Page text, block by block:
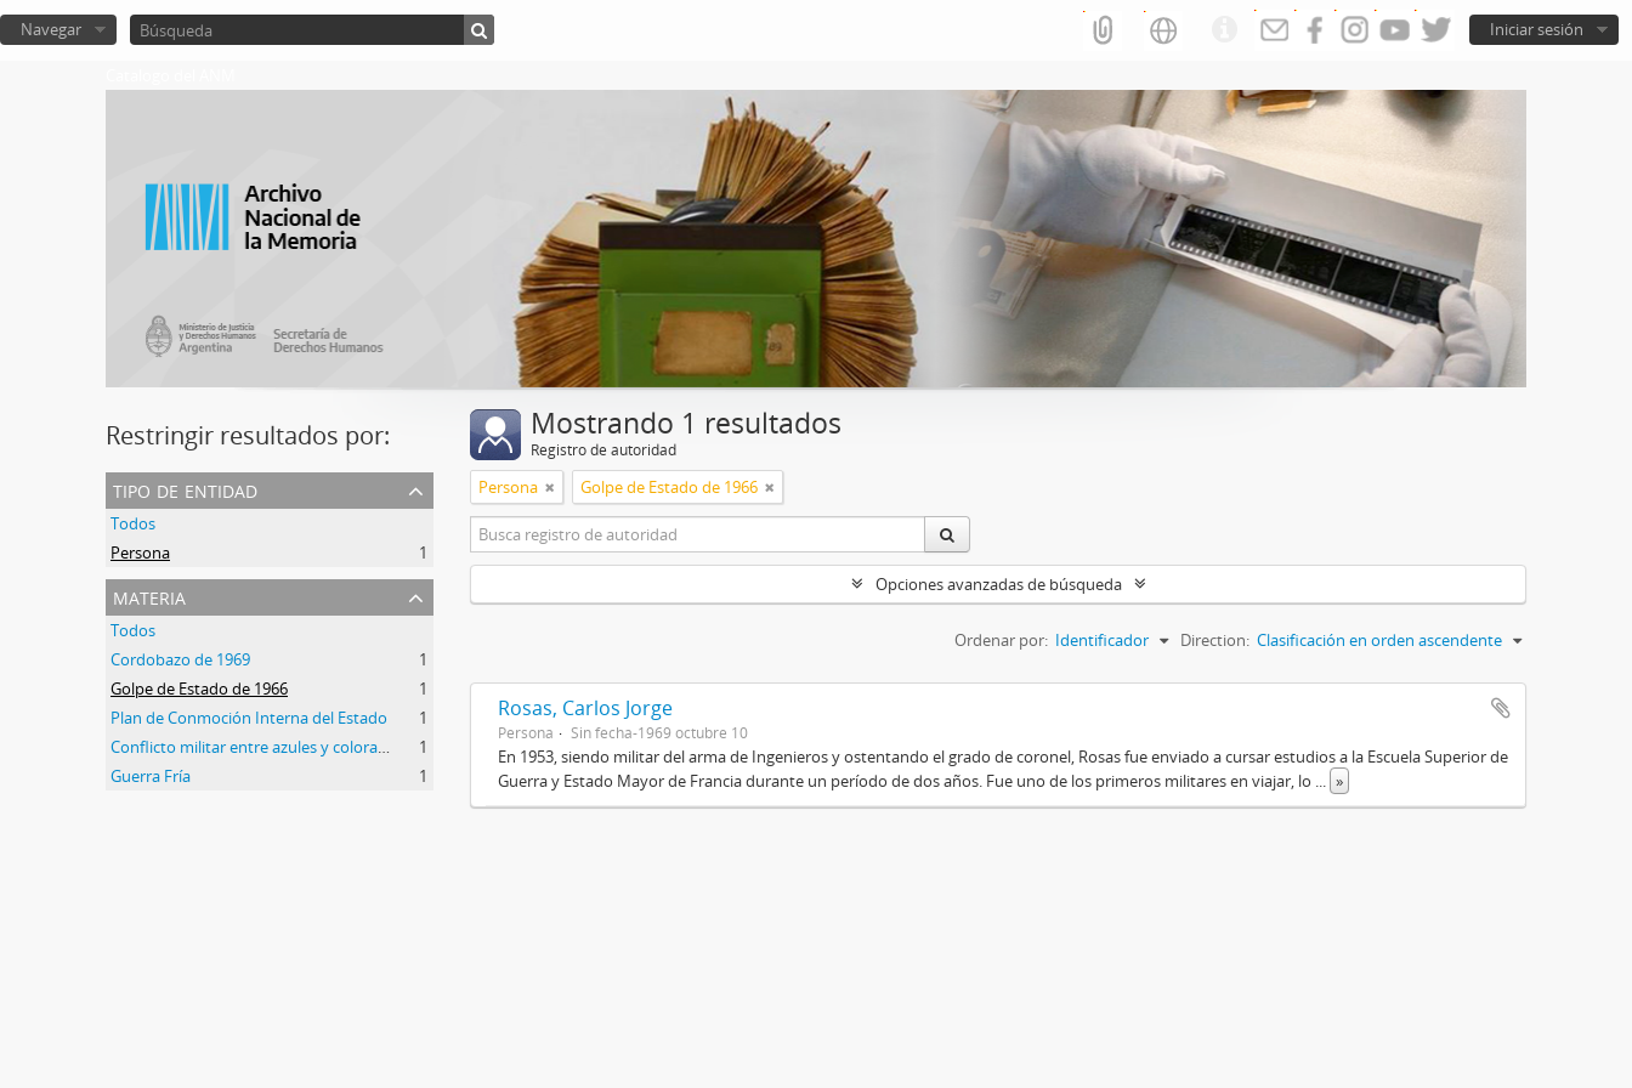
Iniciar sesión
Navegar
Restringir resultados por:
tipo de entidad
Todos
Persona
1
materia
Todos
Cordobazo de 1969
1
Golpe de Estado de 1966
1
Plan de Conmoción Interna del Estado
1
1
Guerra Fría
1
Mostrando 1 resultados
Registro de autoridad
Persona Golpe de Estado de 1966
Opciones avanzadas de búsqueda
Ordenar por: Identificador Direction: Clasificación en orden ascendente
Rosas, Carlos Jorge
Persona Sin fecha-1969 octubre 10
En 1953, siendo militar del arma de Ingenieros y ostentando el grado de coronel, Rosas fue enviado a cursar estudios a la Escuela Superior de
Guerra y Estado Mayor de Francia durante un período de dos años. Fue uno de los primeros militares en viajar, lo
»